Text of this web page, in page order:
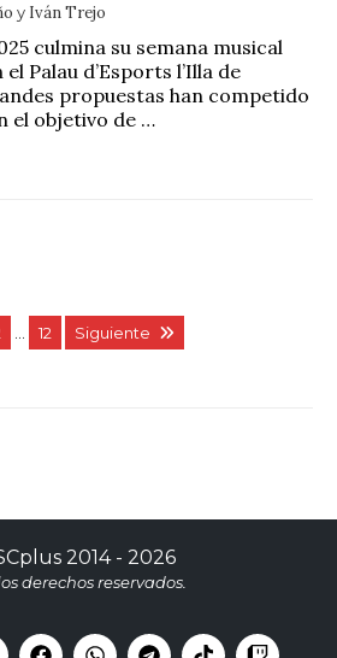
y Iván Trejo
culmina su semana musical
Palau d’Esports l’Illa de
propuestas han competido
el objetivo de …
12 Siguiente
2014 - 2026
derechos reservados.